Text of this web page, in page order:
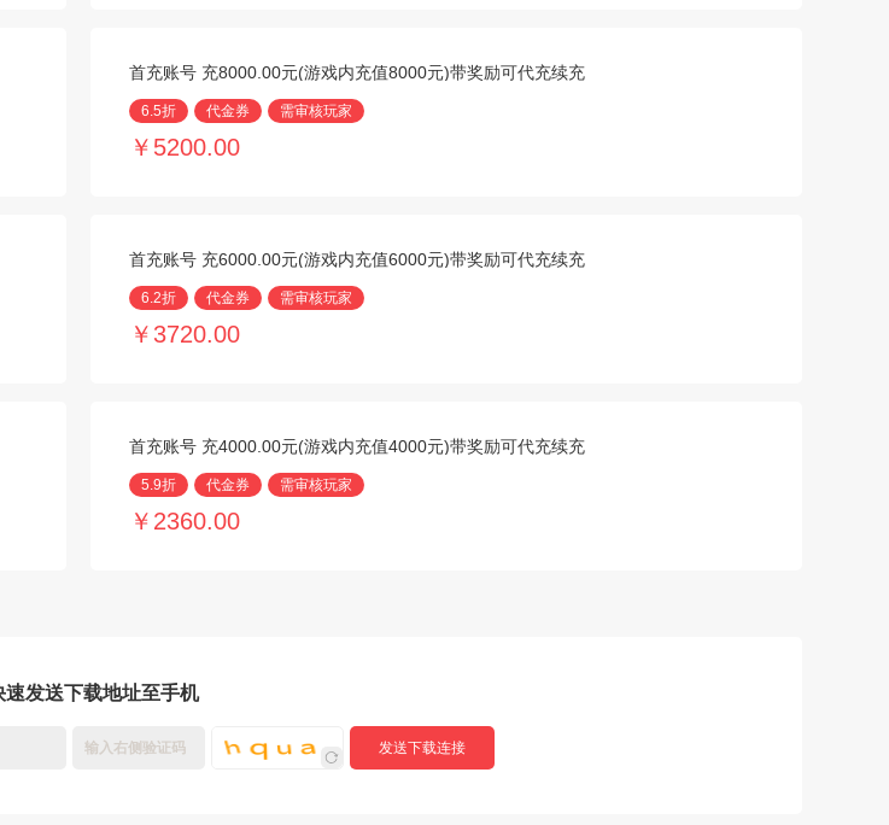
首充账号 充8000.00元(游戏内充值8000元)带奖励可代充续充
6.5折 代金券 需审核玩家
￥5200.00
首充账号 充6000.00元(游戏内充值6000元)带奖励可代充续充
6.2折 代金券 需审核玩家
￥3720.00
首充账号 充4000.00元(游戏内充值4000元)带奖励可代充续充
5.9折 代金券 需审核玩家
￥2360.00
速发送下载地址至手机
发送下载连接